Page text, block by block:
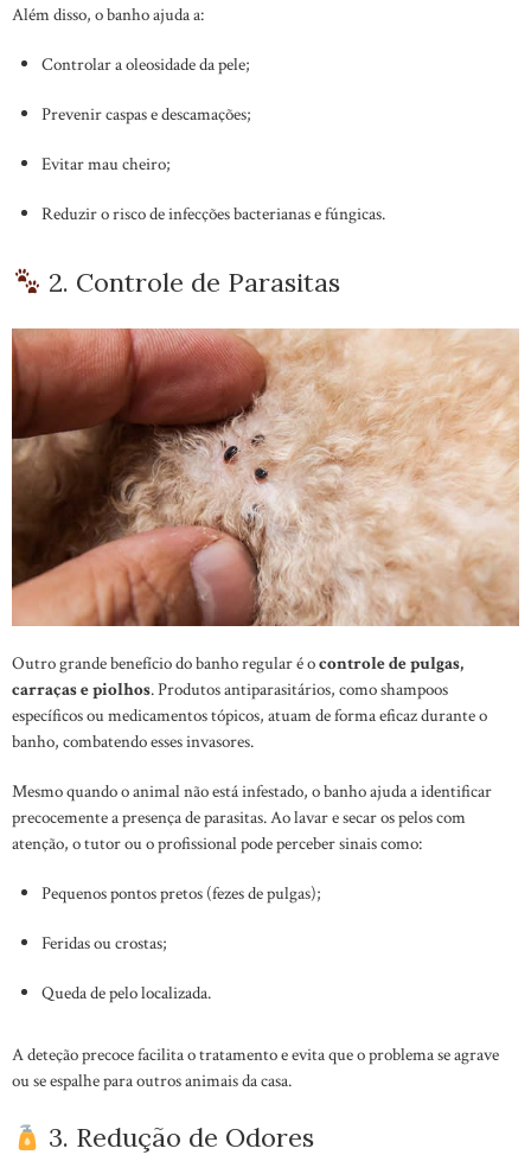
Além disso, o banho ajuda a:
Controlar a oleosidade da pele;
Prevenir caspas e descamações;
Evitar mau cheiro;
Reduzir o risco de infecções bacterianas e fúngicas.
2. Controle de Parasitas
Outro grande benefício do banho regular é ocontrole de pulgas,
carraças e piolhos. Produtos antiparasitários, como shampoos
específicos ou medicamentos tópicos, atuam de forma eficaz durante o
banho, combatendo esses invasores.
Mesmo quando o animal não está infestado, o banho ajuda a identificar
precocemente a presença de parasitas. Ao lavar e secar os pelos com
atenção, o tutor ou o profissional pode perceber sinais como:
Pequenos pontos pretos (fezes de pulgas);
Feridas ou crostas;
Queda de pelo localizada.
A deteção precoce facilita o tratamento e evita que o problema se agrave
ou se espalhe para outros animais da casa.
3. Redução de Odores